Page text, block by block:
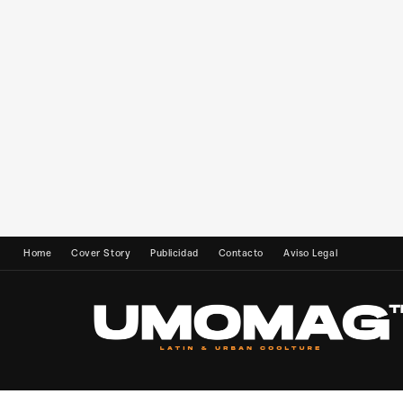
Home Cover Story Publicidad Contacto Aviso Legal